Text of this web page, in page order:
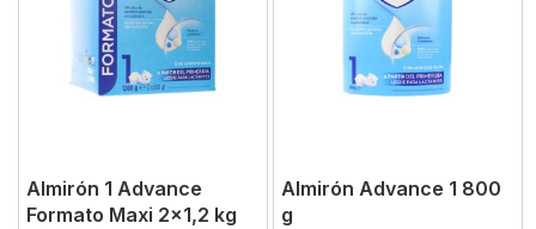
Almirón 1 Advance
Formato Maxi 2x1,2 kg
Almirón Advance 1 800
g